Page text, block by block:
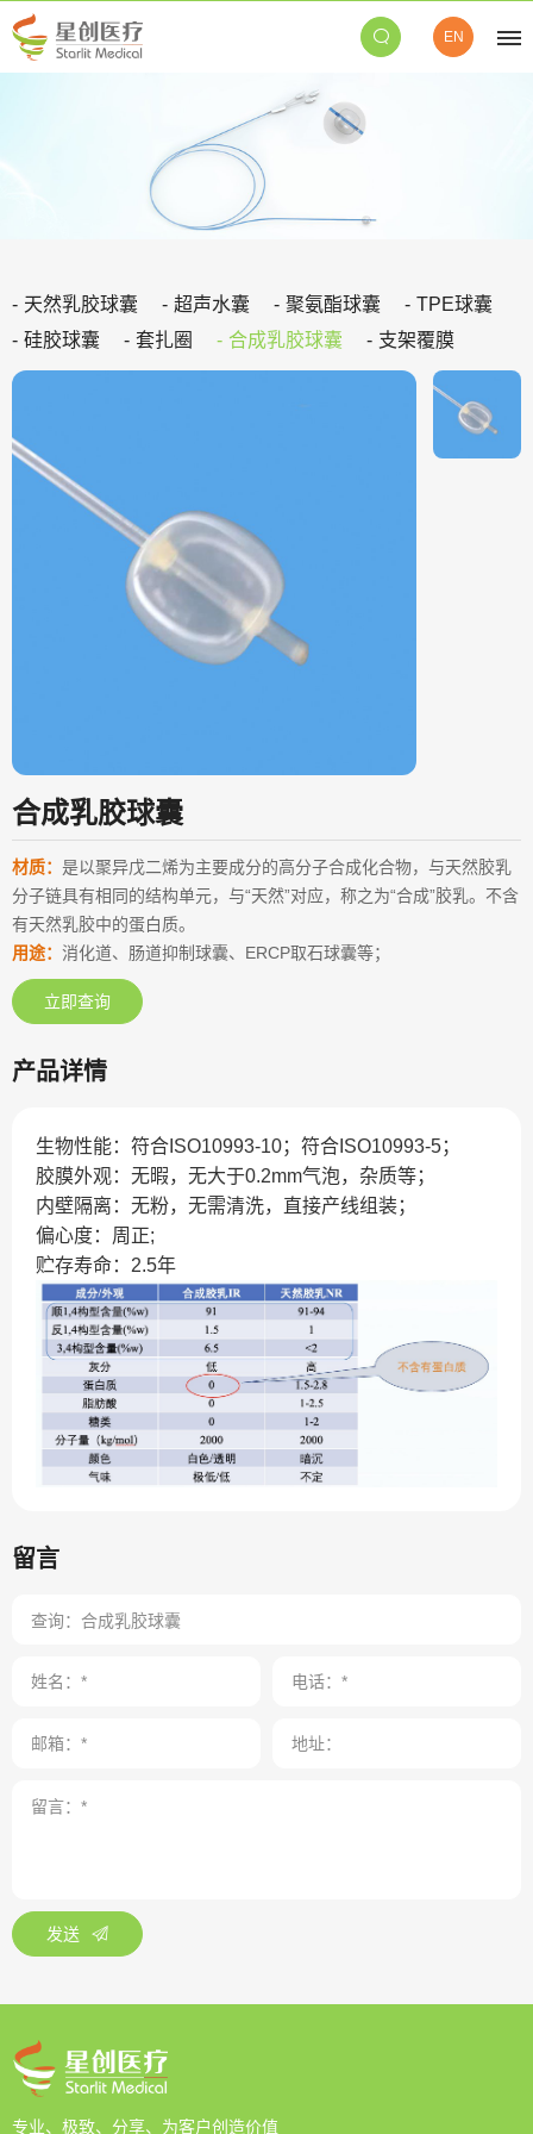
EN
天然乳胶球囊 超声水囊 聚氨酯球囊
TPE球囊
硅胶球囊
套扎圈 合成乳胶球囊 支架覆膜
合成乳胶球囊
材质： 是以聚异戊二烯为主要成分的高分子合成化合物，与天然胶乳
分子链具有相同的结构单元，与“天然”对应，称之为“合成”胶乳。不含
有天然乳胶中的蛋白质。
用途： 消化道、肠道抑制球囊、ERCP取石球囊等；
立即查询
产品详情
生物性能：符合ISO10993-10；符合ISO10993-5；
胶膜外观：无暇，无大于0.2mm气泡，杂质等；
内壁隔离：无粉，无需清洗，直接产线组装；
偏心度：周正;
贮存寿命：2.5年
留言
发送
专业、极致、分享、为客户创造价值